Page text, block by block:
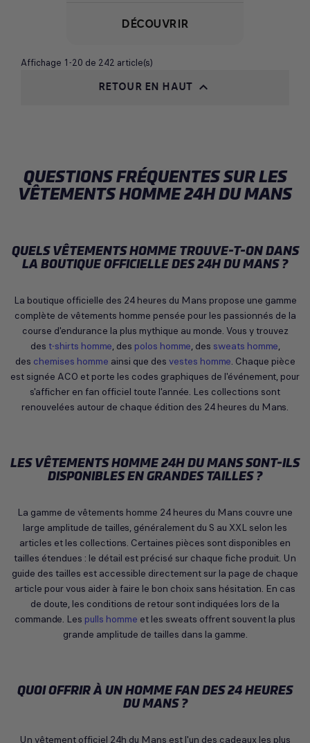
DÉCOUVRIR
Affichage 1-20 de 242 article(s)
RETOUR EN HAUT 
QUESTIONS FRÉQUENTES SUR LES
VÊTEMENTS HOMME 24H DU MANS
QUELS VÊTEMENTS HOMME TROUVE-T-ON DANS
LA BOUTIQUE OFFICIELLE DES 24H DU MANS ?
La boutique officielle des 24 heures du Mans propose une gamme
complète de vêtements homme pensée pour les passionnés de la
course d'endurance la plus mythique au monde. Vous y trouvez
des t-shirts homme, des polos homme, des sweats homme,
des chemises homme ainsi que des vestes homme. Chaque pièce
est signée ACO et porte les codes graphiques de l'événement, pour
s'afficher en fan officiel toute l'année. Les collections sont
renouvelées autour de chaque édition des 24 heures du Mans.
LES VÊTEMENTS HOMME 24H DU MANS SONT-ILS
DISPONIBLES EN GRANDES TAILLES ?
La gamme de vêtements homme 24 heures du Mans couvre une
large amplitude de tailles, généralement du S au XXL selon les
articles et les collections. Certaines pièces sont disponibles en
tailles étendues : le détail est précisé sur chaque fiche produit. Un
guide des tailles est accessible directement sur la page de chaque
article pour vous aider à faire le bon choix sans hésitation. En cas
de doute, les conditions de retour sont indiquées lors de la
commande. Les pulls homme et les sweats offrent souvent la plus
grande amplitude de tailles dans la gamme.
QUOI OFFRIR À UN HOMME FAN DES 24 HEURES
DU MANS ?
Un vêtement officiel 24h du Mans est l'un des cadeaux les plus